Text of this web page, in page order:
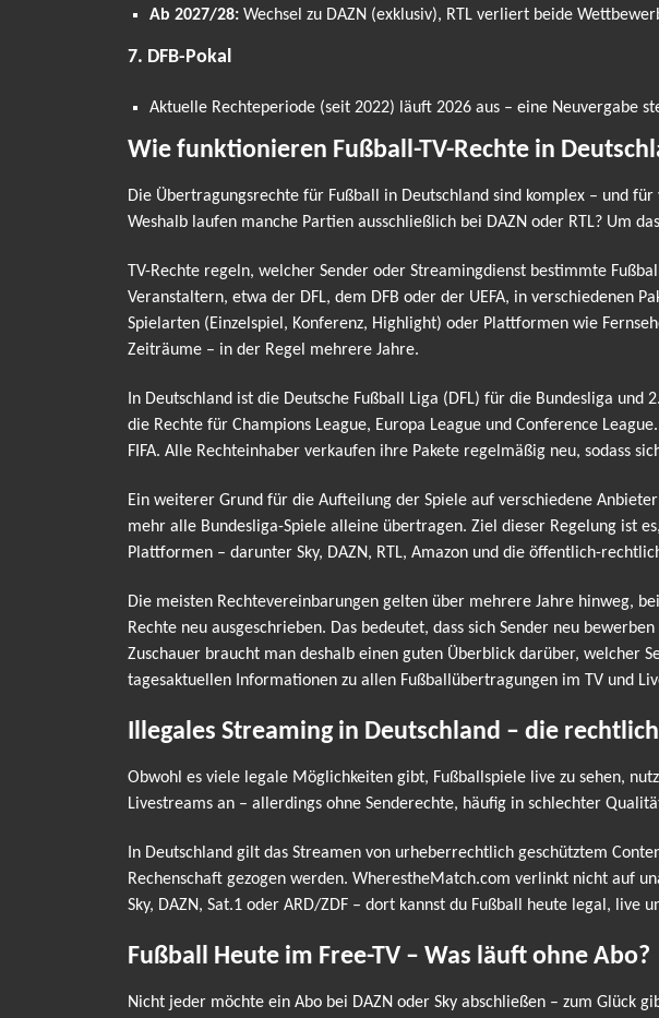
Ab 2027/28: Wechsel zu DAZN (exklusiv), RTL verliert beide
7. DFB-Pokal
Aktuelle Rechteperiode (seit 2022) läuft 2026 aus – eine Neuvergabe
Wie funktionieren Fußball-TV-Rechte in
Die Übertragungsrechte für Fußball in Deutschland sind komplex – und
Weshalb laufen manche Partien ausschließlich bei DAZN oder RTL? Um
TV-Rechte regeln, welcher Sender oder Streamingdienst bestimmte
Veranstaltern, etwa der DFL, dem DFB oder der UEFA, in verschiedenen
Spielarten (Einzelspiel, Konferenz, Highlight) oder Plattformen wie
Zeiträume – in der Regel mehrere Jahre.
In Deutschland ist die Deutsche Fußball Liga (DFL) für die Bundesliga und
die Rechte für Champions League, Europa League und Conference
FIFA. Alle Rechteinhaber verkaufen ihre Pakete regelmäßig neu, sodass
Ein weiterer Grund für die Aufteilung der Spiele auf verschiedene
mehr alle Bundesliga-Spiele alleine übertragen. Ziel dieser Regelung ist
Plattformen – darunter Sky, DAZN, RTL, Amazon und die öffentlich-
Die meisten Rechtevereinbarungen gelten über mehrere Jahre hinweg,
Rechte neu ausgeschrieben. Das bedeutet, dass sich Sender neu
Zuschauer braucht man deshalb einen guten Überblick darüber, welcher
tagesaktuellen Informationen zu allen Fußballübertragungen im TV und
Illegales Streaming in Deutschland – die
Obwohl es viele legale Möglichkeiten gibt, Fußballspiele live zu sehen,
Livestreams an – allerdings ohne Senderechte, häufig in schlechter
In Deutschland gilt das Streamen von urheberrechtlich geschütztem
Rechenschaft gezogen werden. WherestheMatch.com verlinkt nicht auf
Sky, DAZN, Sat.1 oder ARD/ZDF – dort kannst du Fußball heute legal, live
Fußball Heute im Free-TV – Was läuft ohne Abo?
Nicht jeder möchte ein Abo bei DAZN oder Sky abschließen – zum Glück